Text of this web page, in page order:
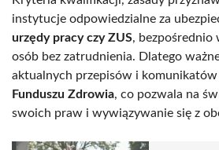
instytucje odpowiedzialne za
urzędy pracy czy ZUS, bezpośrednio
osób bez zatrudnienia. Dlatego
aktualnych przepisów i komunikatów
Funduszu Zdrowia, co pozwala na
swoich praw i wywiązywanie się z